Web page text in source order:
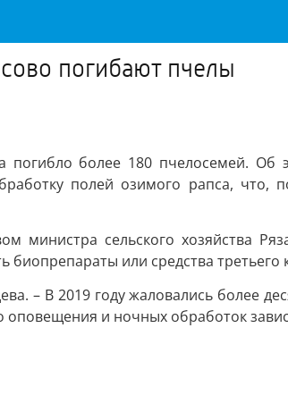
погибают пчелы
погибло более 180 пчелосемей. Об
полей озимого рапса, что,
министра сельского хозяйства
или средства третьего
– В 2019 году жаловались более
и ночных обработок